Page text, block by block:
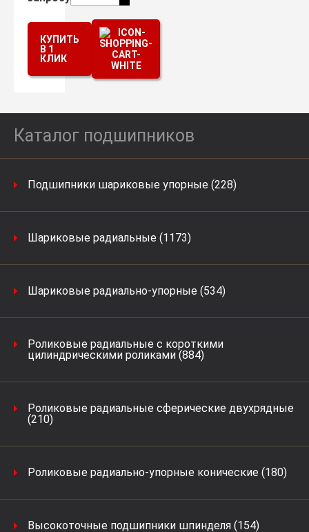
Каталог подшипников
Подшипники шариковые упорные (228)
Шариковые радиальные (1173)
Шариковые радиально-упорные (534)
Роликовые радиальные с короткими
цилиндрическими роликами (884)
Роликовые радиальные сферические двухрядные
(210)
Роликовые радиально-упорные конические (180)
Высокоточные подшипники шпинделя (154)
КУПИТЬ
В 1
КЛИК